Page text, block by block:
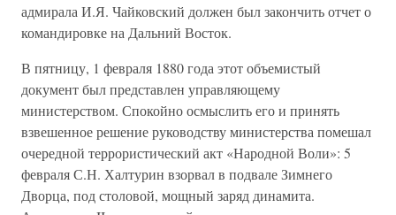
адмирала И.Я. Чайковский должен был закончить отчет о
командировке на Дальний Восток.
В пятницу, 1 февраля 1880 года этот объемистый
документ был представлен управляющему
министерством. Спокойно осмыслить его и принять
взвешенное решение руководству министерства помешал
очередной террористический акт «Народной Воли»: 5
февраля С.Н. Халтурин взорвал в подвале Зимнего
Дворца, под столовой, мощный заряд динамита.